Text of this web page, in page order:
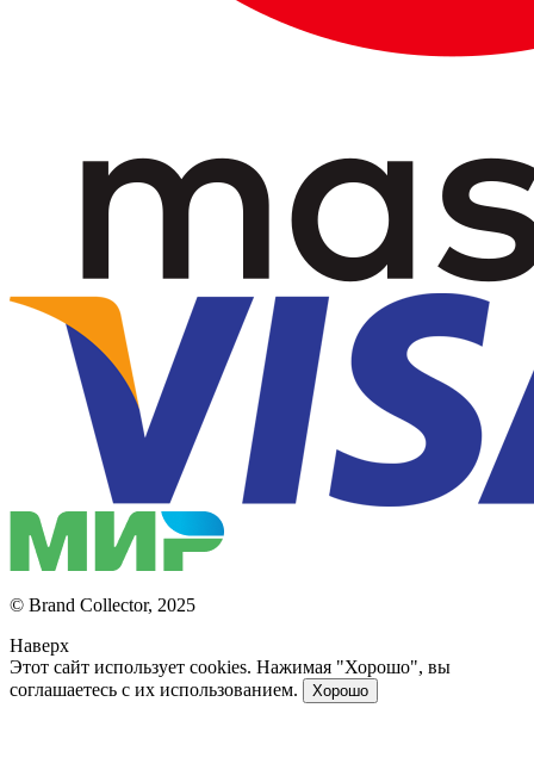
© Brand Collector, 2025
Наверх
Этот сайт использует cookies. Нажимая "Хорошо", вы
соглашаетесь с их использованием.
Хорошо